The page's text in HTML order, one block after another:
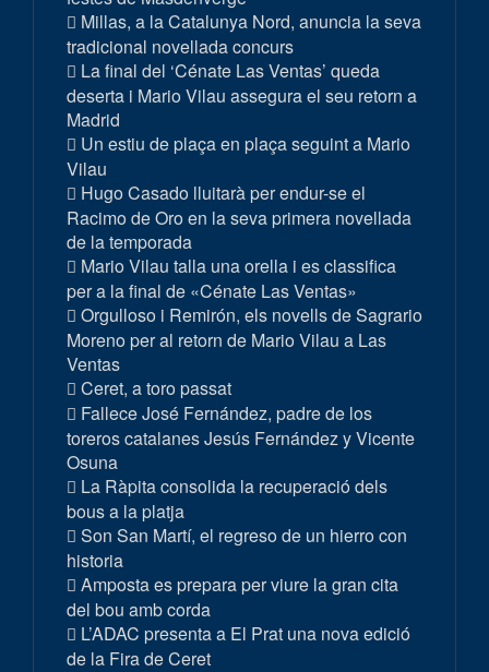
Millas, a la Catalunya Nord, anuncia la seva
tradicional novellada concurs
La final del ‘Cénate Las Ventas’ queda
deserta i Mario Vilau assegura el seu retorn a
Madrid
Un estiu de plaça en plaça seguint a Mario
Vilau
Hugo Casado lluitarà per endur-se el
Racimo de Oro en la seva primera novellada
de la temporada
Mario Vilau talla una orella i es classifica
per a la final de «Cénate Las Ventas»
Orgulloso i Remirón, els novells de Sagrario
Moreno per al retorn de Mario Vilau a Las
Ventas
Ceret, a toro passat
Fallece José Fernández, padre de los
toreros catalanes Jesús Fernández y Vicente
Osuna
La Ràpita consolida la recuperació dels
bous a la platja
Son San Martí, el regreso de un hierro con
historia
Amposta es prepara per viure la gran cita
del bou amb corda
L’ADAC presenta a El Prat una nova edició
de la Fira de Ceret